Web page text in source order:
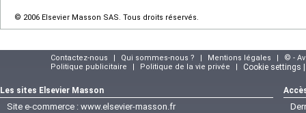
© 2006 Elsevier Masson SAS. Tous droits réservés.
Contactez-nous | Qui sommes-nous ? | Mentions légales |
© -
Politique publicitaire
| Politique de la vie privée | Cookie settings
Les sites Elsevier Masson
Site e-commerce : www.elsevier-masson.fr